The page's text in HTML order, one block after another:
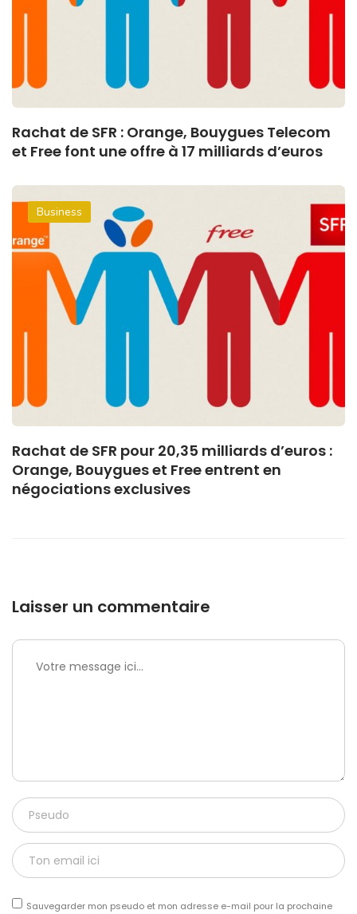
Rachat de SFR : Orange, Bouygues Telecom
et Free font une offre à 17 milliards d’euros
Business
Rachat de SFR pour 20,35 milliards d’euros :
Orange, Bouygues et Free entrent en
négociations exclusives
Laisser un commentaire
Sauvegarder mon pseudo et mon adresse e-mail pour la prochaine